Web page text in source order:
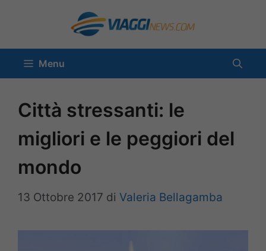
contenuto
Menu
Città stressanti: le
migliori e le peggiori del
mondo
13 Ottobre 2017 di Valeria Bellagamba